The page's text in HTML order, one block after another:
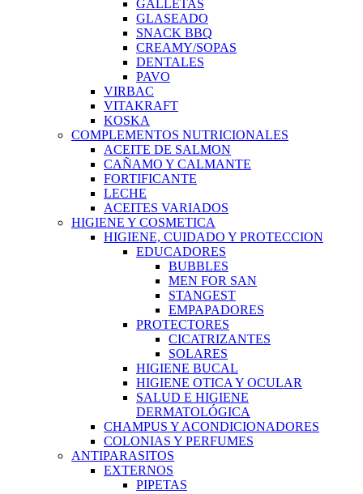
GALLETAS
GLASEADO
SNACK BBQ
CREAMY/SOPAS
DENTALES
PAVO
VIRBAC
VITAKRAFT
KOSKA
COMPLEMENTOS NUTRICIONALES
ACEITE DE SALMON
CAÑAMO Y CALMANTE
FORTIFICANTE
LECHE
ACEITES VARIADOS
HIGIENE Y COSMETICA
HIGIENE, CUIDADO Y PROTECCION
EDUCADORES
BUBBLES
MEN FOR SAN
STANGEST
EMPAPADORES
PROTECTORES
CICATRIZANTES
SOLARES
HIGIENE BUCAL
HIGIENE OTICA Y OCULAR
SALUD E HIGIENE
DERMATOLÓGICA
CHAMPUS Y ACONDICIONADORES
COLONIAS Y PERFUMES
ANTIPARASITOS
EXTERNOS
PIPETAS